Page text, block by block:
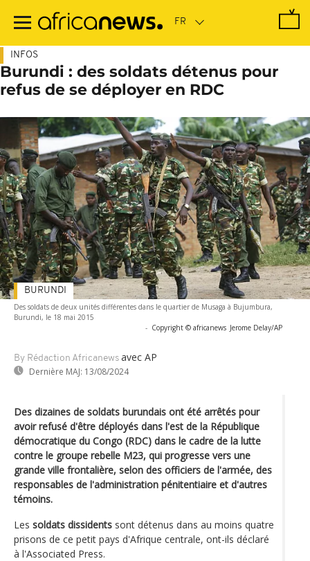
contenu
INFOS
Burundi : des soldats détenus pour
refus de se déployer en RDC
Des soldats de deux unités différentes dans le quartier de Musaga à Bujumbura,
Burundi, le 18 mai 2015
- Copyright © africanews Jerome Delay/AP
By Rédaction Africanews avec AP
Dernière MAJ: 13/08/2024
BURUNDI
Des dizaines de soldats burundais ont été arrêtés pour
avoir refusé d'être déployés dans l'est de la République
démocratique du Congo (RDC) dans le cadre de la lutte
contre le groupe rebelle M23, qui progresse vers une
grande ville frontalière, selon des officiers de l'armée, des
responsables de l'administration pénitentiaire et d'autres
témoins.
Les soldats dissidents sont détenus dans au moins quatre
prisons de ce petit pays d'Afrique centrale, ont-ils déclaré
à l'Associated Press.